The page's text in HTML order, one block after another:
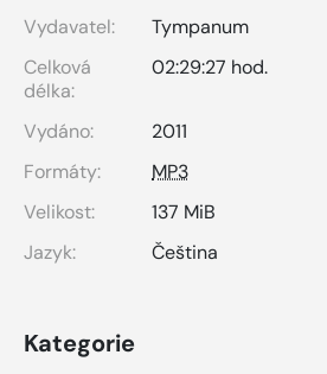
Vydavatel:
Tympanum
Celková
délka:
02:29:27 hod.
Vydáno:
2011
Formáty:
MP3
Velikost:
137 MiB
Jazyk:
Čeština
Kategorie